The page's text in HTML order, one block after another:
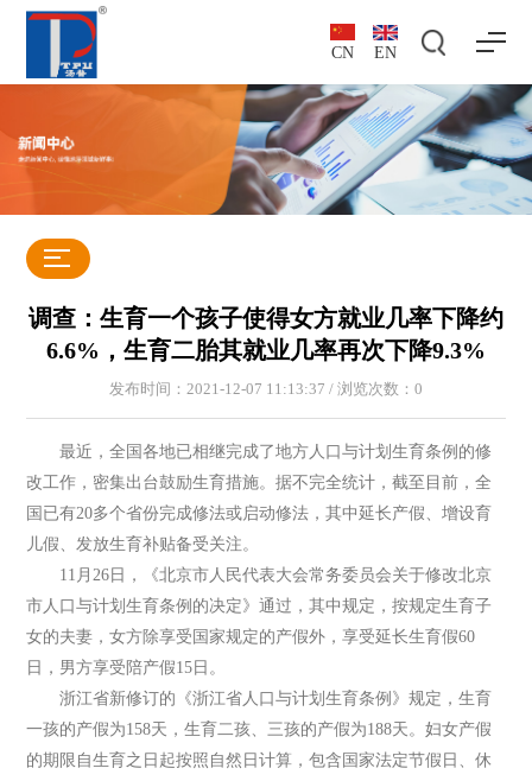
CN EN
调查：生育一个孩子使得女方就业几率下降约
6.6%，生育二胎其就业几率再次下降9.3%
发布时间：2021-12-07 11:13:37 / 浏览次数： 0
最近，全国各地已相继完成了地方人口与计划生育条例的修
改工作，密集出台鼓励生育措施。据不完全统计，截至目前，全
国已有20多个省份完成修法或启动修法，其中延长产假、增设育
儿假、发放生育补贴备受关注。
11月26日，《北京市人民代表大会常务委员会关于修改北京
市人口与计划生育条例的决定》通过，其中规定，按规定生育子
女的夫妻，女方除享受国家规定的产假外，享受延长生育假60
日，男方享受陪产假15日。
浙江省新修订的《浙江省人口与计划生育条例》规定，生育
一孩的产假为158天，生育二孩、三孩的产假为188天。妇女产假
的期限自生育之日起按照自然日计算，包含国家法定节假日、休